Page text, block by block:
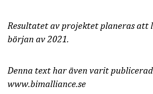
Resultatet av projektet planeras att
början av 2021.
Denna text har även varit
www.bimalliance.se